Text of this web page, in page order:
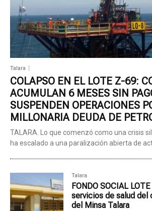
Talara
COLAPSO EN EL LOTE Z-69:
ACUMULAN 6 MESES SIN
SUSPENDEN OPERACIONES
MILLONARIA DEUDA DE
TALARA. Lo que comenzó como una crisis
ha escalado a una paralización abierta de
Talara
FONDO SOCIAL
servicios de salud del
del Minsa Talara